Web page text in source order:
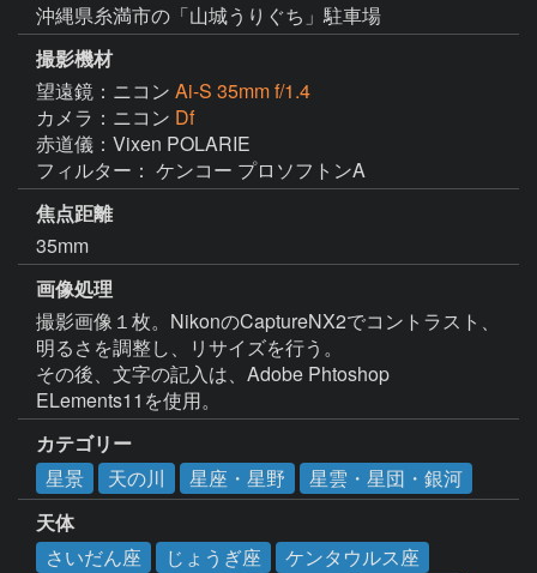
沖縄県糸満市の「山城うりぐち」駐車場
撮影機材
望遠鏡：ニコン Ai-S 35mm f/1.4
カメラ：ニコン Df
赤道儀：Vixen POLARIE
焦点距離
35mm
画像処理
撮影画像１枚。NikonのCaptureNX2でコントラスト、
明るさを調整し、リサイズを行う。
その後、文字の記入は、Adobe Phtoshop
ELements11を使用。
カテゴリー
星景
天の川 星座・星野
星雲・星団・銀河
天体
さいだん座
じょうぎ座
ケンタウルス座